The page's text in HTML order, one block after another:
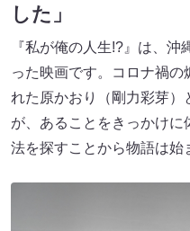
した」
『私が俺の人生!?』は、
った映画です。コロナ禍の
れた原かおり（剛力彩芽）
が、あることをきっかけ
法を探すことから物語は始